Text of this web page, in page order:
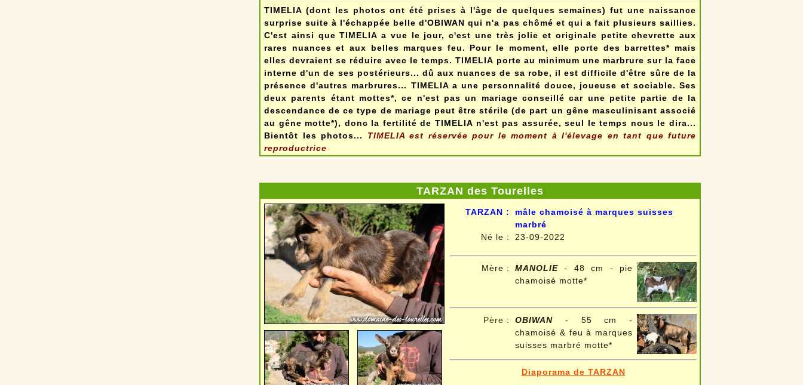
TIMELIA (dont les photos ont été prises à l'âge de quelques semaines) fut une naissance
surprise suite à l'échappée belle d'OBIWAN qui n'a pas chômé et qui a fait plusieurs saillies.
C'est ainsi que TIMELIA a vue le jour, c'est une très jolie et originale petite chevrette aux
rares nuances et aux belles marques feu. Pour le moment, elle porte des barrettes* mais
elles devraient se réduire avec le temps. TIMELIA porte au minimum une marbrure sur la face
interne d'un de ses postérieurs... dû aux nuances de sa robe, il est difficile d'être sûre de la
présence d'autres marbrures... TIMELIA a une personnalité douce, joueuse et sociable. Ses
deux parents étant mottes*, ce n'est pas un mariage conseillé car une petite partie de la
descendance de ce type de mariage peut être stérile (de part un gêne masculinisant associé
au gêne motte*), donc la fertilité de TIMELIA n'est pas assurée, seul le temps nous le dira...
Bientôt les photos... TIMELIA est réservée pour le moment à l'élevage en tant que future
reproductrice
TARZAN des Tourelles
TARZAN :
Né le :
mâle chamoisé à marques suisses
marbré
23-09-2022
Mère : MANOLIE - 48 cm - pie
chamoisé motte*
Père : OBIWAN - 55 cm -
chamoisé & feu à marques
suisses marbré motte*
Diaporama de TARZAN